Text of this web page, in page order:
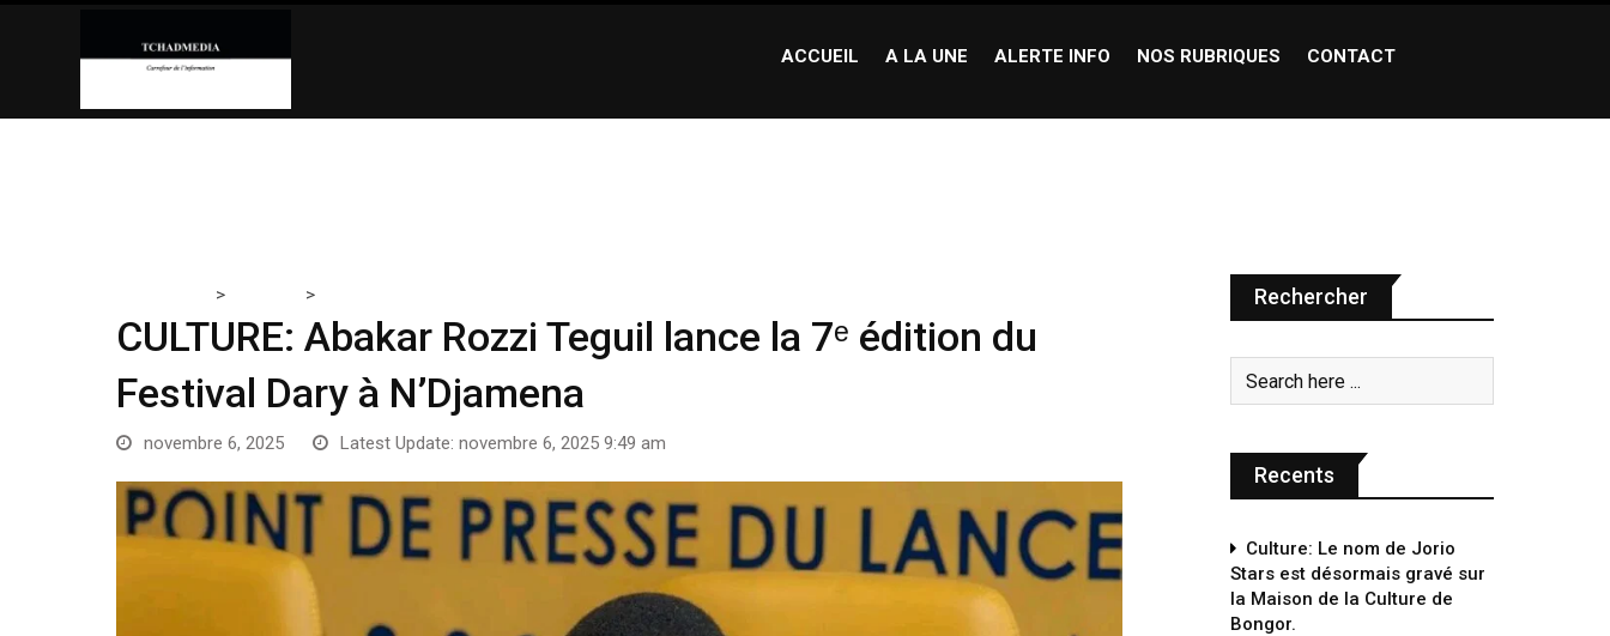
ACCUEIL A LA UNE ALERTE INFO NOS RUBRIQUES CONTACT
> >
CULTURE: Abakar Rozzi Teguil lance la 7ᵉ édition du
Festival Dary à N’Djamena
novembre 6, 2025 Latest Update: novembre 6, 2025 9:49 am
Rechercher
Recents
Culture: Le nom de Jorio
Stars est désormais gravé sur
la Maison de la Culture de
Bongor.